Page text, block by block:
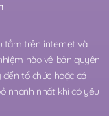
tầm trên internet và
nào về bản quyền
tổ chức hoặc cá
nhanh nhất khi có yêu